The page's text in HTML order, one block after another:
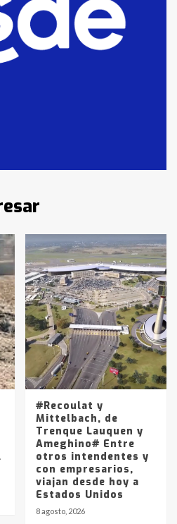
se vendió el edificio de
la planta Industrial del
los adolescentes
que fueron
del lunes
Ruta 5: falleció un
Lauquen
de los combustibles en
desde YPF hasta Axion
1338 pesos
#Recoulat y
Mittelbach, de
Trenque Lauquen y
Ameghino# Entre
otros intendentes y
con empresarios,
viajan desde hoy a
Estados Unidos
8 agosto, 2026